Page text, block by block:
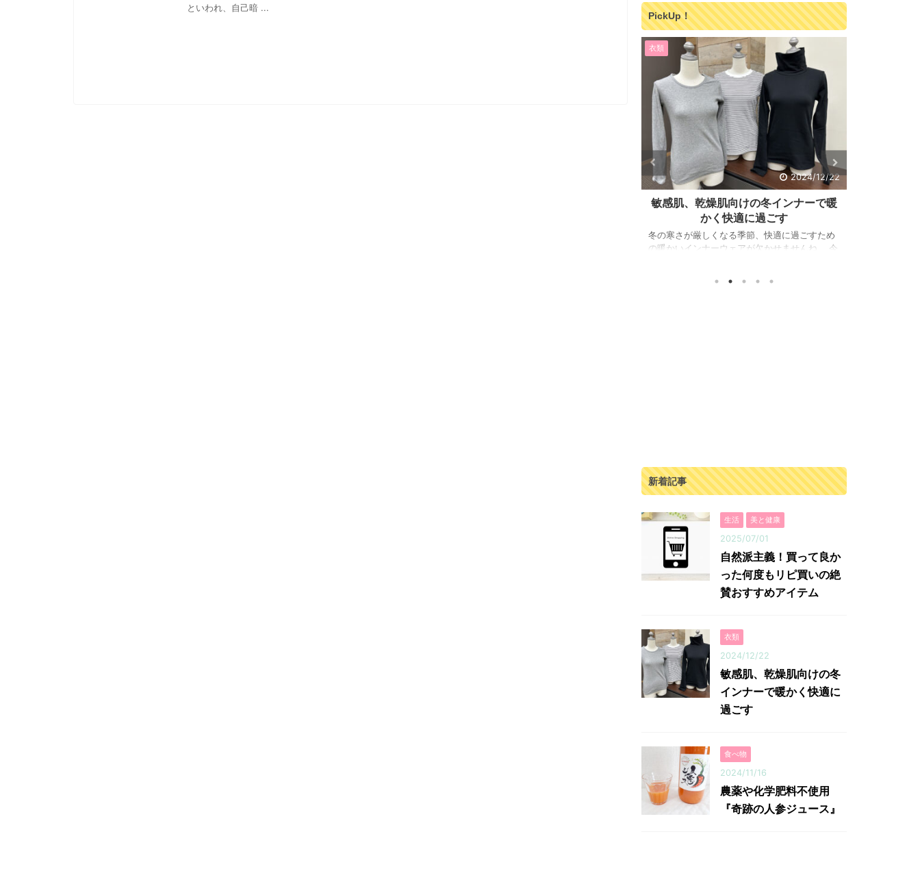
といわれ、自己暗 ...
PickUp！
食べ物
2024/11/16
農薬や化学肥料不使用『奇跡の人参ジ
ュース』
今日は、私が最近見つけた素晴らしい商品「奇
跡の人参ジュース」について紹介します。 この
新着記事
生活 美と健康
2025/07/01
自然派主義！買って良か
った何度もリピ買いの絶
賛おすすめアイテム
衣類
2024/12/22
敏感肌、乾燥肌向けの冬
インナーで暖かく快適に
過ごす
食べ物
2024/11/16
農薬や化学肥料不使用
『奇跡の人参ジュース』